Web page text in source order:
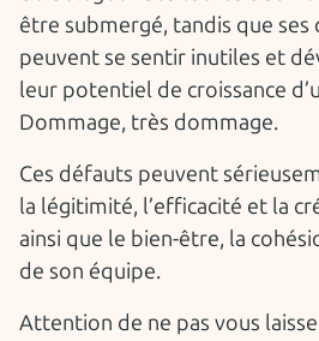
être submergé, tandis que
peuvent se sentir inutiles et
leur potentiel de croissance
Dommage, très dommage.
Ces défauts peuvent
la légitimité, l’efficacité et la
ainsi que le bien-être, la
de son équipe.
Attention de ne pas vous